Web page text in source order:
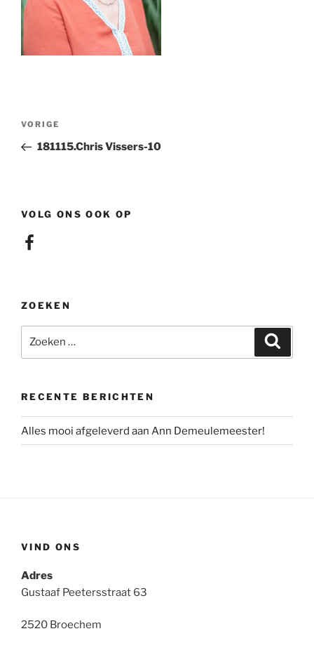
Berichtnavigatie
Vorig
bericht
VORIGE
181115.Chris Vissers-10
VOLG ONS OOK OP
Facebook
ZOEKEN
naar:
RECENTE BERICHTEN
Alles mooi afgeleverd aan Ann Demeulemeester!
VIND ONS
Adres
Gustaaf Peetersstraat 63
2520 Broechem